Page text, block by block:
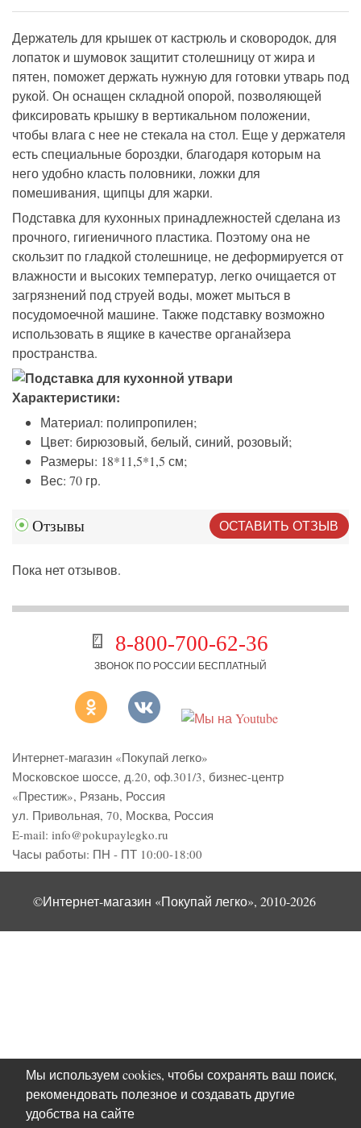
Держатель для крышек от кастрюль и сковородок, для
лопаток и шумовок защитит столешницу от жира и
пятен, поможет держать нужную для готовки утварь под
рукой. Он оснащен складной опорой, позволяющей
фиксировать крышку в вертикальном положении,
чтобы влага с нее не стекала на стол. Еще у держателя
есть специальные бороздки, благодаря которым на
него удобно класть половники, ложки для
помешивания, щипцы для жарки.
Подставка для кухонных принадлежностей сделана из
прочного, гигиеничного пластика. Поэтому она не
скользит по гладкой столешнице, не деформируется от
влажности и высоких температур, легко очищается от
загрязнений под струей воды, может мыться в
посудомоечной машине. Также подставку возможно
использовать в ящике в качестве органайзера
пространства.
Характеристики:
Материал: полипропилен;
Цвет: бирюзовый, белый, синий, розовый;
Размеры: 18*11,5*1,5 см;
Вес: 70 гр.
Отзывы ОСТАВИТЬ ОТЗЫВ
Пока нет отзывов.
8-800-700-62-36
ЗВОНОК ПО РОССИИ БЕСПЛАТНЫЙ
Интернет-магазин «Покупай легко»
Московское шоссе, д.20, оф.301/3, бизнес-центр
«Престиж», Рязань, Россия
ул. Привольная, 70, Москва, Россия
E-mail: info@pokupaylegko.ru
Часы работы: ПН - ПТ 10:00-18:00
©Интернет-магазин «Покупай легко», 2010-2026
Мы используем cookies, чтобы сохранять ваш поиск,
рекомендовать полезное и создавать другие
удобства на сайте